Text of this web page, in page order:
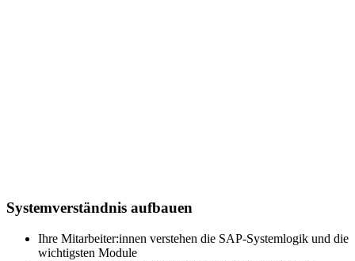
Systemverständnis aufbauen
Ihre Mitarbeiter:innen verstehen die SAP-Systemlogik und die
wichtigsten Module